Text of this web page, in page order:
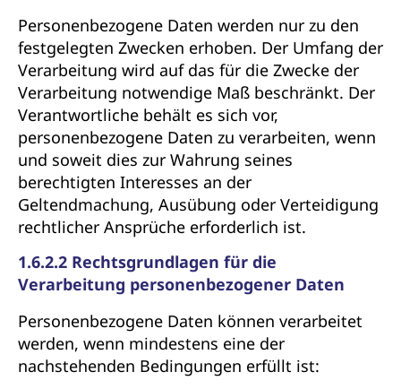
Personenbezogene Daten werden nur zu den
festgelegten Zwecken erhoben. Der Umfang der
Verarbeitung wird auf das für die Zwecke der
Verarbeitung notwendige Maß beschränkt. Der
Verantwortliche behält es sich vor,
personenbezogene Daten zu verarbeiten, wenn
und soweit dies zur Wahrung seines
berechtigten Interesses an der
Geltendmachung, Ausübung oder Verteidigung
rechtlicher Ansprüche erforderlich ist.
1.6.2.2 Rechtsgrundlagen für die
Verarbeitung personenbezogener Daten
Personenbezogene Daten können verarbeitet
werden, wenn mindestens eine der
nachstehenden Bedingungen erfüllt ist: